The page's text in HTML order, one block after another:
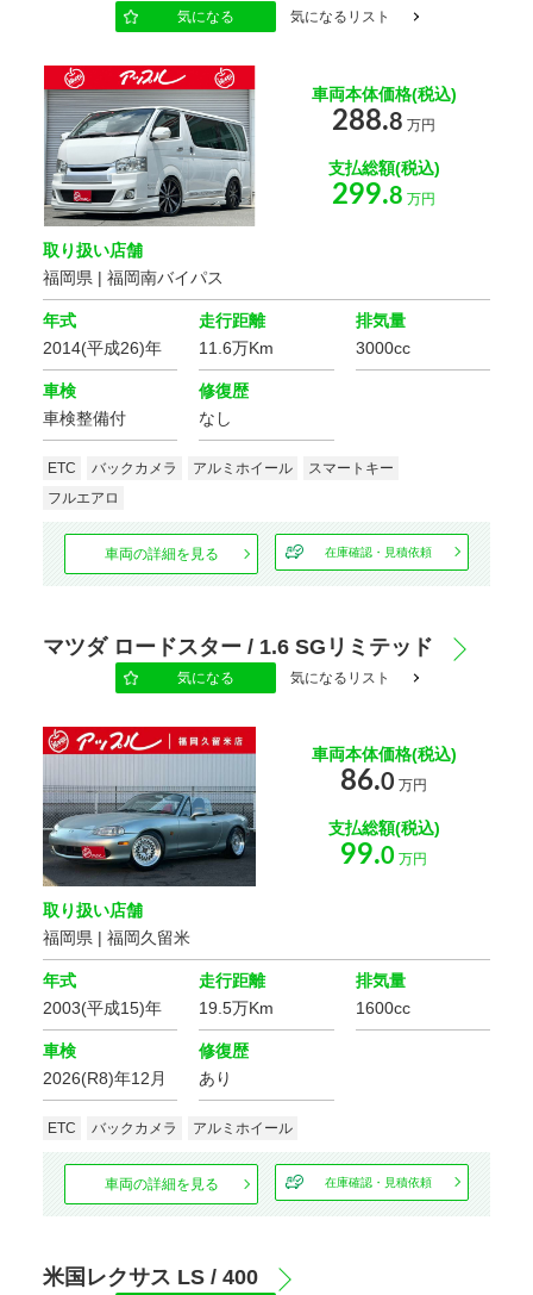
サンルーフ 後席モニター
ディスプレイ
ヘッドランプ
ヘッドライト
安全装置・サポート
ABS
アシスト
横滑り防止装置
障害物センサー
エアバッグ
エアバッグ
カーテン
エアバッグ
サイドカメラ バックカメラ
全周囲カメラ
環境装備・福祉装備
ストップ
エコカー減税
対象車
電動リアゲート リフトアップ
ドレスアップ
フルエアロ ローダウン
アルミホイール
シート関連
フルフラット
ウォークスルー シートヒーター
気になる 気になるリスト
車両本体価格(税込)
288.8 万円
支払総額(税込)
299.8 万円
取り扱い店舗
福岡県 | 福岡南バイパス
年式
2014(平成26)年
走行距離
11.6万Km
排気量
3000cc
車検
車検整備付
修復歴
なし
ETC バックカメラ アルミホイール
スマートキー
フルエアロ
車両の詳細を見る 在庫確認・見積依頼
マツダ ロードスター / 1.6 SGリミテッド
気になる 気になるリスト
車両本体価格(税込)
86.0 万円
支払総額(税込)
99.0 万円
取り扱い店舗
福岡県 | 福岡久留米
年式
2003(平成15)年
走行距離
19.5万Km
排気量
1600cc
車検
2026(R8)年12月
修復歴
あり
ETC バックカメラ アルミホイール
車両の詳細を見る 在庫確認・見積依頼
米国レクサス LS / 400